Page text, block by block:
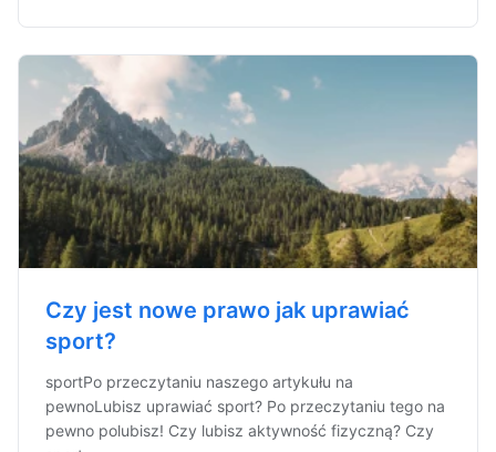
Czy jest nowe prawo jak uprawiać
sport?
sportPo przeczytaniu naszego artykułu na
pewnoLubisz uprawiać sport? Po przeczytaniu tego na
pewno polubisz! Czy lubisz aktywność fizyczną? Czy